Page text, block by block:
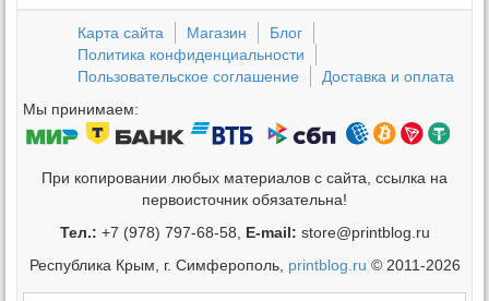
Карта сайта Магазин
Блог
Политика конфиденциальности
Пользовательское соглашение
Доставка и оплата
Мы принимаем:
При копировании любых материалов с сайта, ссылка на
первоисточник обязательна!
Тел.: +7 (978) 797-68-58, E-mail: store@printblog.ru
Республика Крым, г. Симферополь, printblog.ru © 2011-2026